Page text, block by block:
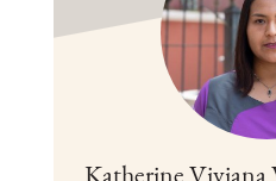
Katherine Viviana